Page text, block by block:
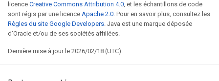
licence Creative Commons Attribution 4.0, et les échantillons de code
sont régis par une licence Apache 2.0. Pour en savoir plus, consultez les
Règles du site Google Developers. Java est une marque déposée
d'Oracle et/ou de ses sociétés affiliées.
Dernière mise à jour le 2026/02/18 (UTC).